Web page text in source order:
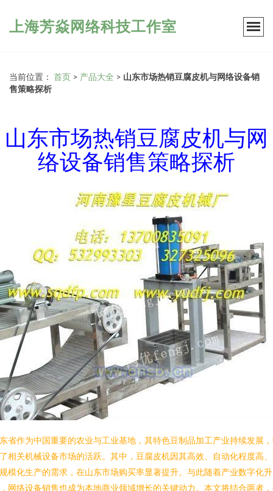
上海芳焱网络科技工作室
当前位置： 首页 > 产品大全 > 山东市场热销豆腐皮机与网络设备销
售策略探析
山东市场热销豆腐皮机与网
络设备销售策略探析
省作为中国重要的农业与工业基地，其特色豆制品加工产业持续发展
相关机械设备市场的活跃。其中，豆腐皮机因其高效、自动化程度高
模化生产的需求，在山东市场购买率显著提升。与此随着产业数字化升
网络设备销售也成为本地商业领域增长的关键动力。本文将结合两者